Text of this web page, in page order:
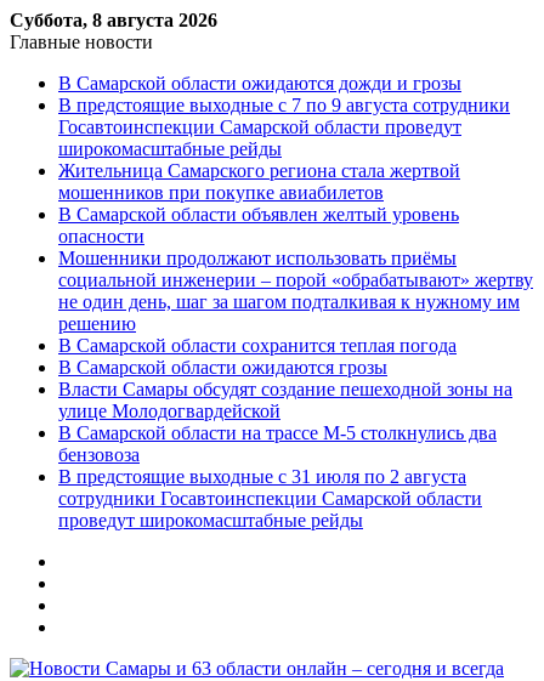
Суббота, 8 августа 2026
Главные новости
В Самарской области ожидаются дожди и грозы
В предстоящие выходные с 7 по 9 августа сотрудники
Госавтоинспекции Самарской области проведут
широкомасштабные рейды
Жительница Самарского региона стала жертвой
мошенников при покупке авиабилетов
В Самарской области объявлен желтый уровень
опасности
Мошенники продолжают использовать приёмы
социальной инженерии – порой «обрабатывают» жертву
не один день, шаг за шагом подталкивая к нужному им
решению
В Самарской области сохранится теплая погода
В Самарской области ожидаются грозы
Власти Самары обсудят создание пешеходной зоны на
улице Молодогвардейской
В Самарской области на трассе М-5 столкнулись два
бензовоза
В предстоящие выходные с 31 июля по 2 августа
сотрудники Госавтоинспекции Самарской области
проведут широкомасштабные рейды
Меню